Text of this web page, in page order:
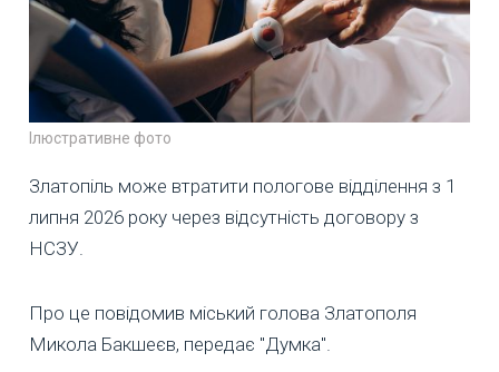
Ілюстративне фото
Златопіль може втратити пологове відділення з 1
липня 2026 року через відсутність договору з
НСЗУ.
Про це повідомив міський голова Златополя
Микола Бакшеєв, передає "Думка".